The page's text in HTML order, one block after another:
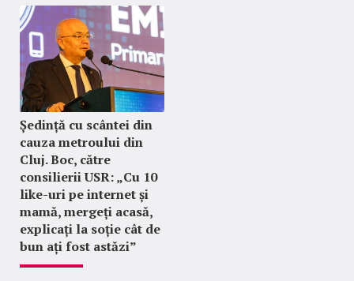
Ședință cu scântei din
cauza metroului din
Cluj. Boc, către
consilierii USR: „Cu 10
like-uri pe internet și
mamă, mergeți acasă,
explicați la soție cât de
bun ați fost astăzi”